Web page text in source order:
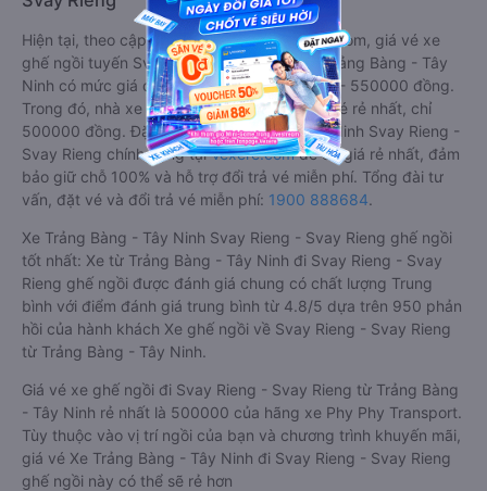
Hiện tại, theo cập nhật mới nhất của Vexere.com, giá vé xe
ghế ngồi tuyến Svay Rieng - Svay Rieng - Trảng Bàng - Tây
Ninh có mức giá dao động từ 500000 đồng - 550000 đồng.
Trong đó, nhà xe Phy Phy Transport có giá vé rẻ nhất, chỉ
500000 đồng. Đặt vé xe Trảng Bàng - Tây Ninh Svay Rieng -
Svay Rieng chính hãng tạiVexere.comđể có giá rẻ nhất, đảm
bảo giữ chỗ 100% và hỗ trợ đổi trả vé miễn phí. Tổng đài tư
vấn, đặt vé và đổi trả vé miễn phí: 1900 888684.
Xe Trảng Bàng - Tây Ninh Svay Rieng - Svay Rieng ghế ngồi
tốt nhất: Xe từ Trảng Bàng - Tây Ninh đi Svay Rieng - Svay
Rieng ghế ngồi được đánh giá chung có chất lượng Trung
bình với điểm đánh giá trung bình từ 4.8/5 dựa trên 950 phản
hồi của hành khách Xe ghế ngồi về Svay Rieng - Svay Rieng
từ Trảng Bàng - Tây Ninh.
Giá vé xe ghế ngồi đi Svay Rieng - Svay Rieng từ Trảng Bàng
- Tây Ninh rẻ nhất là 500000 của hãng xe Phy Phy Transport.
Tùy thuộc vào vị trí ngồi của bạn và chương trình khuyến mãi,
giá vé Xe Trảng Bàng - Tây Ninh đi Svay Rieng - Svay Rieng
ghế ngồi này có thể sẽ rẻ hơn